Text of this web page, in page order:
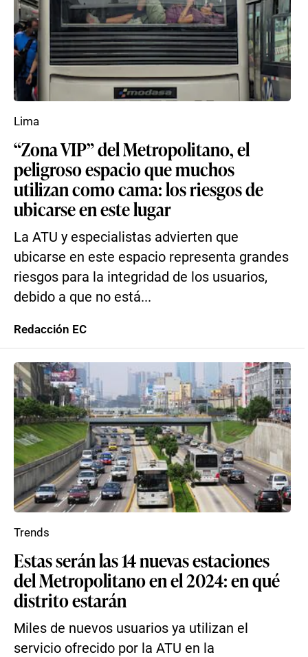
“Zona VIP” del Metropolitano, el
peligroso espacio que muchos
utilizan como cama: los riesgos de
ubicarse en este lugar
La ATU y especialistas advierten que
ubicarse en este espacio representa grandes
riesgos para la integridad de los usuarios,
debido a que no está...
Lima
Redacción EC
Estas serán las 14 nuevas estaciones
del Metropolitano en el 2024: en qué
distrito estarán
Miles de nuevos usuarios ya utilizan el
servicio ofrecido por la ATU en la
Trends